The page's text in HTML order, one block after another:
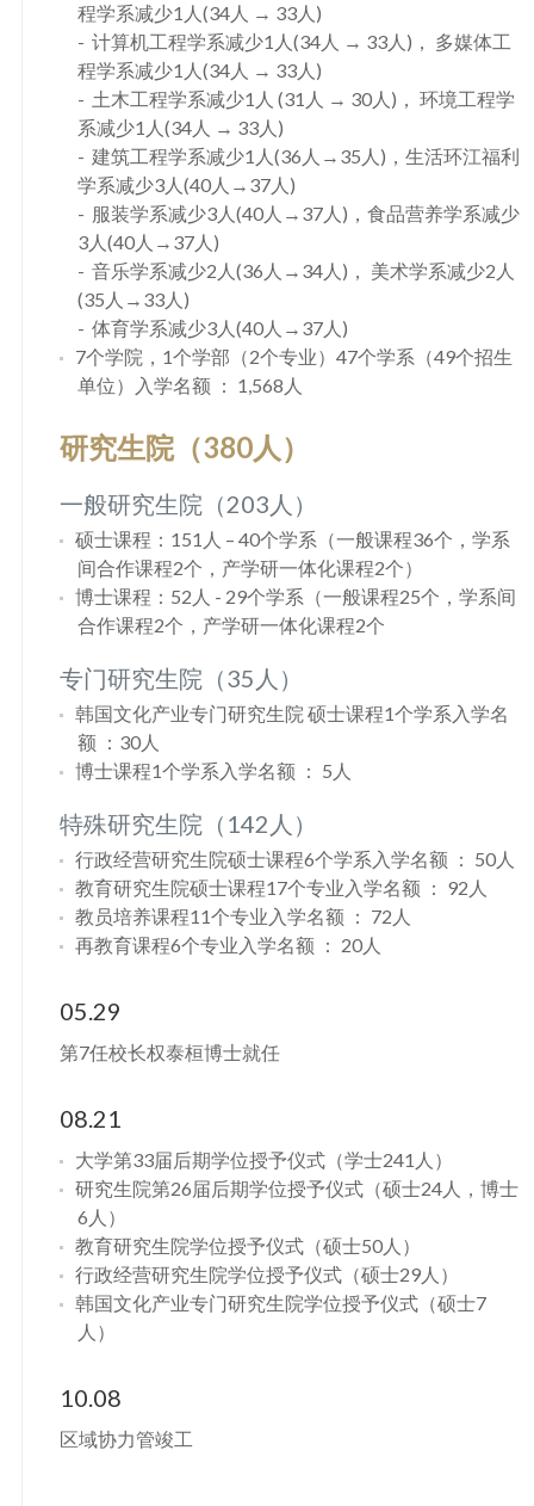
程学系减少1人(34人 → 33人)
计算机工程学系减少1人(34人 → 33人)， 多媒体工
程学系减少1人(34人 → 33人)
土木工程学系减少1人 (31人 → 30人)， 环境工程学
系减少1人(34人 → 33人)
建筑工程学系减少1人(36人→35人)，生活环江福利
学系减少3人(40人→37人)
服装学系减少3人(40人→37人)，食品营养学系减少
3人(40人→37人)
音乐学系减少2人(36人→34人)， 美术学系减少2人
(35人→33人)
体育学系减少3人(40人→37人)
7个学院，1个学部（2个专业）47个学系（49个招生
单位）入学名额 ： 1,568人
研究生院（380人）
一般研究生院（203人）
硕士课程：151人 – 40个学系（一般课程36个，学系
间合作课程2个，产学研一体化课程2个）
博士课程：52人 - 29个学系（一般课程25个，学系间
合作课程2个，产学研一体化课程2个
专门研究生院（35人）
韩国文化产业专门研究生院 硕士课程1个学系入学名
额 ：30人
博士课程1个学系入学名额 ： 5人
特殊研究生院（142人）
行政经营研究生院硕士课程6个学系入学名额 ： 50人
教育研究生院硕士课程17个专业入学名额 ： 92人
教员培养课程11个专业入学名额 ： 72人
再教育课程6个专业入学名额 ： 20人
05.29
第7任校长权泰桓博士就任
08.21
大学第33届后期学位授予仪式（学士241人）
研究生院第26届后期学位授予仪式（硕士24人，博士
6人）
教育研究生院学位授予仪式（硕士50人）
行政经营研究生院学位授予仪式（硕士29人）
韩国文化产业专门研究生院学位授予仪式（硕士7
人）
10.08
区域协力管竣工